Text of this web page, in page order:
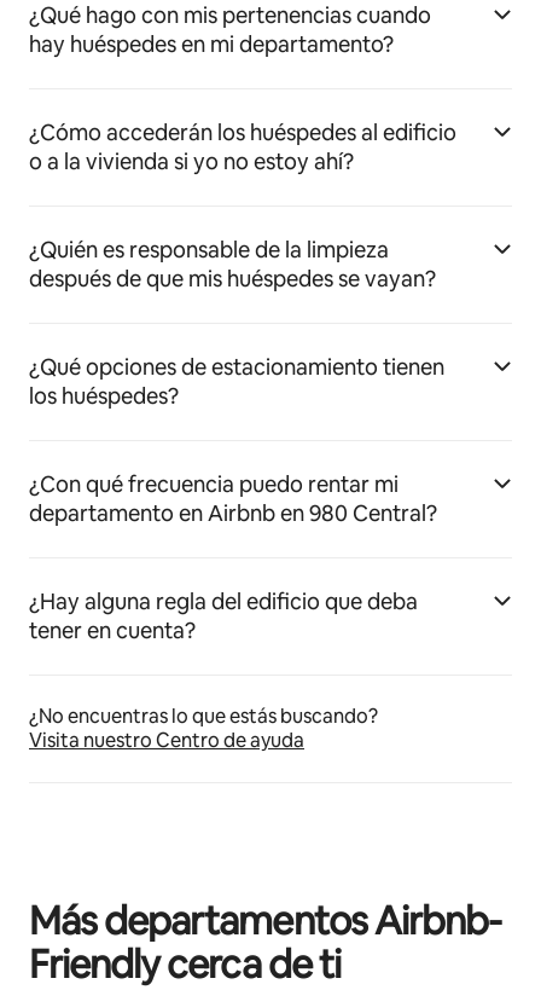
¿Qué hago con mis pertenencias cuando
hay huéspedes en mi departamento?
¿Cómo accederán los huéspedes al edificio
o a la vivienda si yo no estoy ahí?
¿Quién es responsable de la limpieza
después de que mis huéspedes se vayan?
¿Qué opciones de estacionamiento tienen
los huéspedes?
¿Con qué frecuencia puedo rentar mi
departamento en Airbnb en 980 Central?
¿Hay alguna regla del edificio que deba
tener en cuenta?
¿No encuentras lo que estás buscando?
Visita nuestro Centro de ayuda
Más departamentos Airbnb-
Friendly cerca de ti